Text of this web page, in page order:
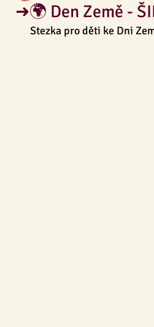
➜🌍 Den Země -
Stezka pro děti ke Dni